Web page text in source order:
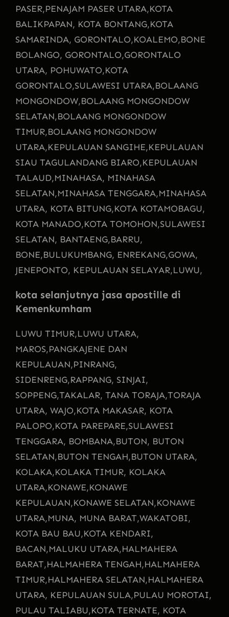
PASER,PENAJAM PASER UTARA,KOTA
BALIKPAPAN, KOTA BONTANG,KOTA
SAMARINDA, GORONTALO,KOALEMO,BONE
BOLANGO, GORONTALO,GORONTALO
UTARA, POHUWATO,KOTA
GORONTALO,SULAWESI UTARA,BOLAANG
MONGONDOW,BOLAANG MONGONDOW
SELATAN,BOLAANG MONGONDOW
TIMUR,BOLAANG MONGONDOW
UTARA,KEPULAUAN SANGIHE,KEPULAUAN
SIAU TAGULANDANG BIARO,KEPULAUAN
TALAUD,MINAHASA, MINAHASA
SELATAN,MINAHASA TENGGARA,MINAHASA
UTARA, KOTA BITUNG,KOTA KOTAMOBAGU,
KOTA MANADO,KOTA TOMOHON,SULAWESI
SELATAN, BANTAENG,BARRU,
BONE,BULUKUMBANG, ENREKANG,GOWA,
JENEPONTO, KEPULAUAN SELAYAR,LUWU,
kota selanjutnya jasa apostille di
Kemenkumham
LUWU TIMUR,LUWU UTARA,
MAROS,PANGKAJENE DAN
KEPULAUAN,PINRANG,
SIDENRENG,RAPPANG, SINJAI,
SOPPENG,TAKALAR, TANA TORAJA,TORAJA
UTARA, WAJO,KOTA MAKASAR, KOTA
PALOPO,KOTA PAREPARE,SULAWESI
TENGGARA, BOMBANA,BUTON, BUTON
SELATAN,BUTON TENGAH,BUTON UTARA,
KOLAKA,KOLAKA TIMUR, KOLAKA
UTARA,KONAWE,KONAWE
KEPULAUAN,KONAWE SELATAN,KONAWE
UTARA,MUNA, MUNA BARAT,WAKATOBI,
KOTA BAU BAU,KOTA KENDARI,
BACAN,MALUKU UTARA,HALMAHERA
BARAT,HALMAHERA TENGAH,HALMAHERA
TIMUR,HALMAHERA SELATAN,HALMAHERA
UTARA, KEPULAUAN SULA,PULAU MOROTAI,
PULAU TALIABU,KOTA TERNATE, KOTA